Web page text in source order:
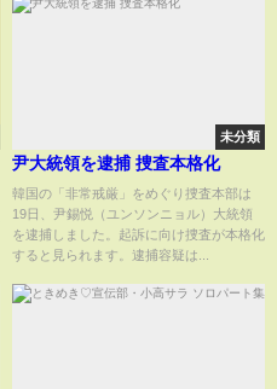
未分類
尹大統領を逮捕 捜査本格化
韓国の「非常戒厳」をめぐり捜査本部は
19日、尹錫悦（ユンソンニョル）大統領
を逮捕しました。起訴に向け捜査が本格化
すると見られます。逮捕容疑は...